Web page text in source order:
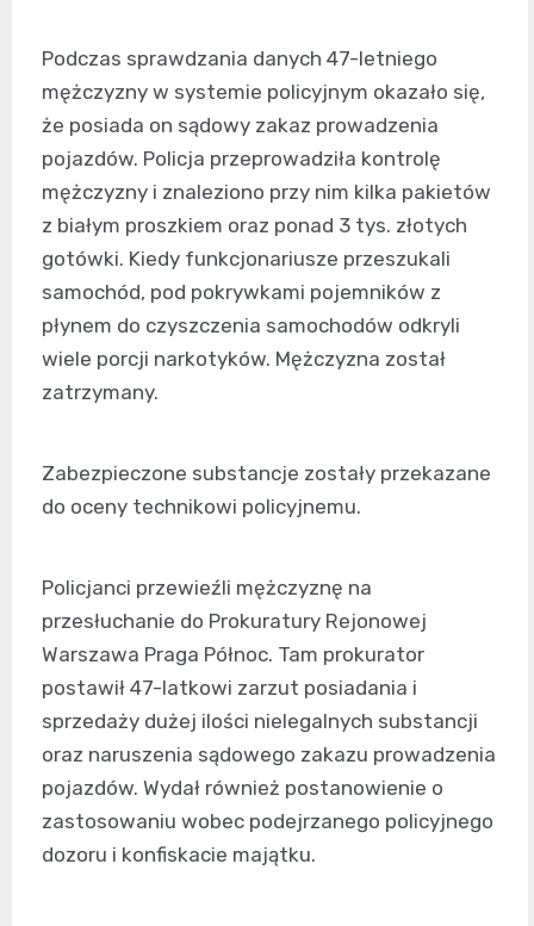
Podczas sprawdzania danych 47-letniego
mężczyzny w systemie policyjnym okazało się,
że posiada on sądowy zakaz prowadzenia
pojazdów. Policja przeprowadziła kontrolę
mężczyzny i znaleziono przy nim kilka pakietów
z białym proszkiem oraz ponad 3 tys. złotych
gotówki. Kiedy funkcjonariusze przeszukali
samochód, pod pokrywkami pojemników z
płynem do czyszczenia samochodów odkryli
wiele porcji narkotyków. Mężczyzna został
zatrzymany.
Zabezpieczone substancje zostały przekazane
do oceny technikowi policyjnemu.
Policjanci przewieźli mężczyznę na
przesłuchanie do Prokuratury Rejonowej
Warszawa Praga Północ. Tam prokurator
postawił 47-latkowi zarzut posiadania i
sprzedaży dużej ilości nielegalnych substancji
oraz naruszenia sądowego zakazu prowadzenia
pojazdów. Wydał również postanowienie o
zastosowaniu wobec podejrzanego policyjnego
dozoru i konfiskacie majątku.